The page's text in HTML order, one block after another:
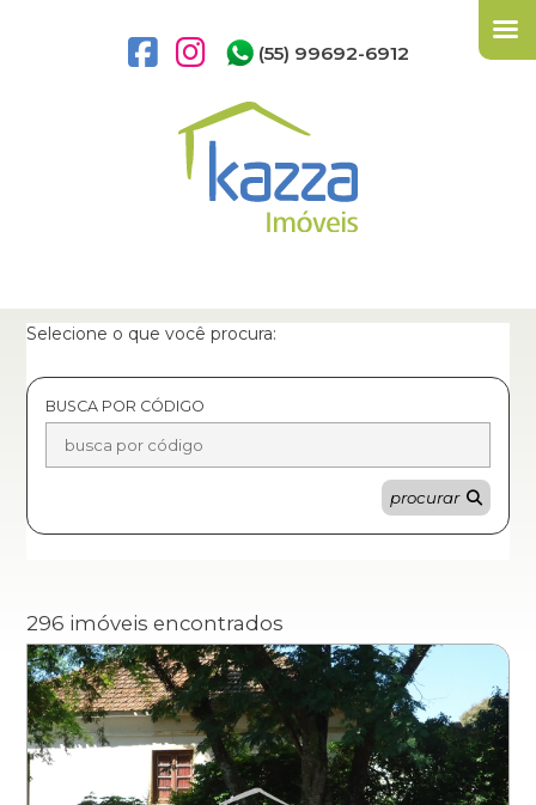
(55) 99692-6912
Selecione o que você procura:
BUSCA POR CÓDIGO
procurar
296 imóveis encontrados